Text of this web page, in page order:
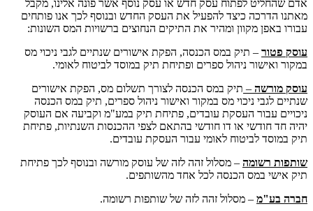
לפתוח עסק חדש או עסק נוסף אשר פונה אלינו, מקבל
הדרכה כיצד להפעיל את העסק החדש ובנוסף לכך אנו פותחים
מקוון ומהיר את התיקים הנחוצים ברשויות המס השונות:
– תיק במס הכנסה, הפקת אישורים שנתיים לגבי ניכוי מס
ניהול ספרים ופתיחת תיק במוסד לביטוח לאומי.
–תיק במס הכנסה לצורך תשלום מס, הפקת אישורים
לגבי ניכוי מס במקור ואישור ניהול ספרים, תיק במס הכנסה
עבור העסקת עובדים, פתיחת תיק במע"מ וקביעה אם העוסק
חודשי או דו חודשי בהתאם לצפי ההכנסות השנתיות, פתיחת
לביטוח לאומי עבור העסקת עובדים.
רשומה– מסלול זהה לזה של עוסק מורשה ובנוסף לכך פתיחת
במס הכנסה לכל אחד מהשותפים.
– מסלול זהה לזה של שותפות רשומה.